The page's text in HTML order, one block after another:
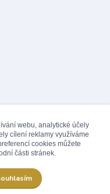
webu, analytické účely
cílení reklamy využíváme
cookies můžete
části stránek.